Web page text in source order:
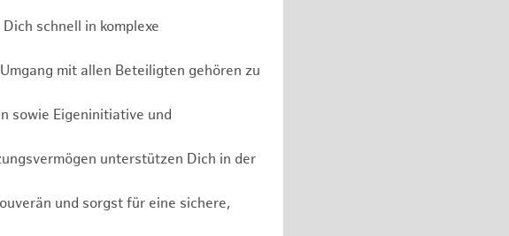
schnell in komplexe
mit allen Beteiligten gehören zu
sowie Eigeninitiative und
unterstützen Dich in der
und sorgst für eine sichere,